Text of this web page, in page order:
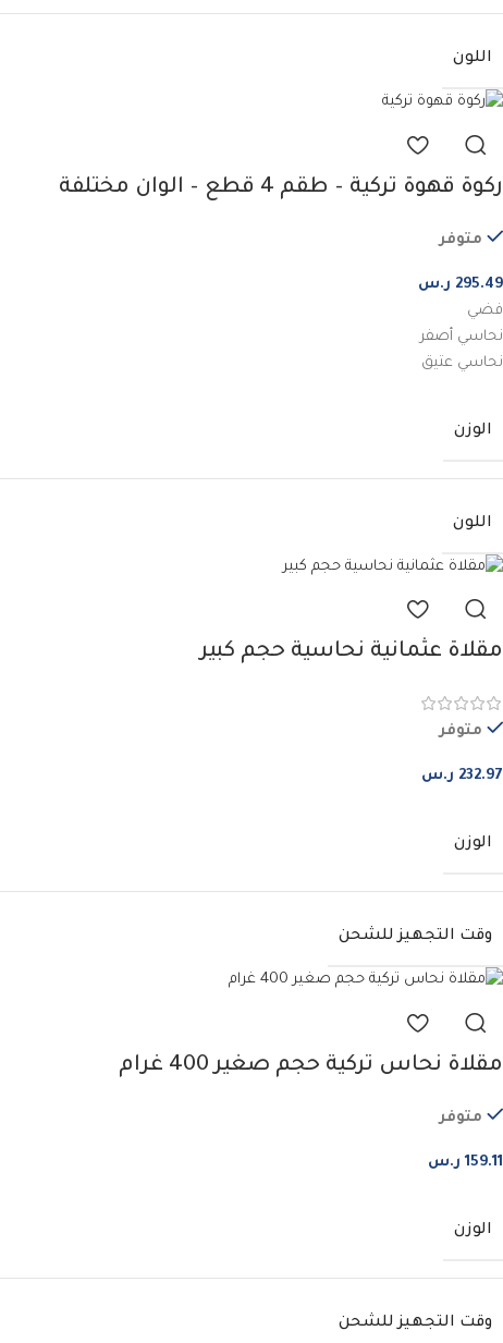
اللون
ركوة قهوة تركية – طقم 4 قطع – الوان مختلفة
متوفر
295.49 ر.س
فضي
نحاسي أصفر
نحاسي عتيق
الوزن
اللون
مقلاة عثمانية نحاسية حجم كبير
متوفر
232.97 ر.س
الوزن
وقت التجهيز للشحن
مقلاة نحاس تركية حجم صغير 400 غرام
متوفر
159.11 ر.س
الوزن
وقت التجهيز للشحن